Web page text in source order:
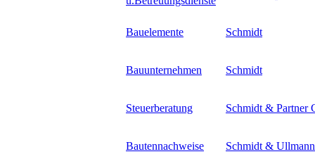
Bauelemente Schmidt
Bauunternehmen Schmidt
Steuerberatung Schmidt & Partner
Bautennachweise Schmidt & Ullmann